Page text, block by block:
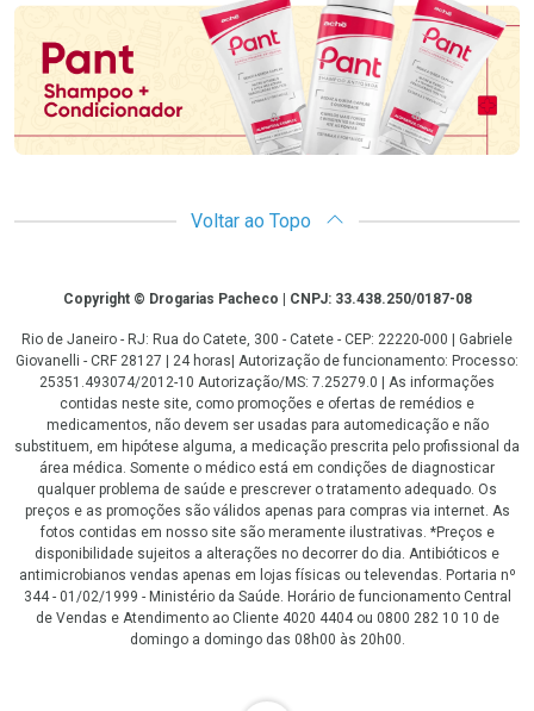
Voltar ao Topo
CopyrightCopyright © Drogarias Pacheco | CNPJ: 33.438.250/0187-08
Rio de Janeiro - RJ: Rua do Catete, 300 - Catete - CEP: 22220-000 | Gabriele
Giovanelli - CRF 28127 | 24 horas| Autorização de funcionamento: Processo:
25351.493074/2012-10 Autorização/MS: 7.25279.0 | As informações
contidas neste site, como promoções e ofertas de remédios e
medicamentos, não devem ser usadas para automedicação e não
substituem, em hipótese alguma, a medicação prescrita pelo profissional da
área médica. Somente o médico está em condições de diagnosticar
qualquer problema de saúde e prescrever o tratamento adequado. Os
preços e as promoções são válidos apenas para compras via internet. As
fotos contidas em nosso site são meramente ilustrativas. *Preços e
disponibilidade sujeitos a alterações no decorrer do dia. Antibióticos e
antimicrobianos vendas apenas em lojas físicas ou televendas. Portaria nº
344 - 01/02/1999 - Ministério da Saúde. Horário de funcionamento Central
de Vendas e Atendimento ao Cliente 4020 4404 ou 0800 282 10 10 de
domingo a domingo das 08h00 às 20h00.